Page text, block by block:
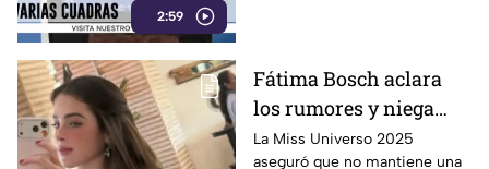
2:59
Fátima Bosch aclara
los rumores y niega
tener un romance con
La Miss Universo 2025
aseguró que no mantiene una